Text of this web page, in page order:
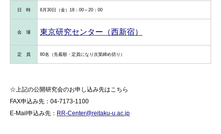
日 時 6月30日（金）18：00～20：00
会 場 東京研究センター（西新宿）
定 員 80名（先着順・定員になり次第締め切り）
☆上記の公開研究会のお申し込み先はこちら
FAX申込み先：04-7173-1100
E-Mail申込み先： RR-Center@reitaku-u.ac.jp